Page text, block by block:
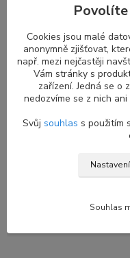
Plochý kabel, známý také
pro funkčnost interní
s hlavní deskou a
systémem. Bez tohoto
funkčnost a stisknuté
Odlišné typy
I přes svou zdánlivě
ve svých vlastnostech,
Povolíte
Cookies jsou malé
anonymně zjišťovat,
např. mezi nejčastěji
Vám stránky s
zařízení. Jedná se o
nedozvíme se z nich
Svůj souhlas s použitím
Nastavení
Souhlas